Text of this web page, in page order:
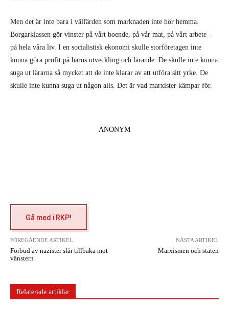
Men det är inte bara i välfärden som marknaden inte hör hemma.
Borgarklassen gör vinster på vårt boende, på vår mat, på vårt arbete –
på hela våra liv. I en socialistisk ekonomi skulle storföretagen inte
kunna göra profit på barns utveckling och lärande. De skulle inte kunna
suga ut lärarna så mycket att de inte klarar av att utföra sitt yrke. De
skulle inte kunna suga ut någon alls. Det är vad marxister kämpar för.
ANONYM
Gå med i RKP!
FÖREGÅENDE ARTIKEL
Förbud av nazister slår tillbaka mot
vänstern
NÄSTA ARTIKEL
Marxismen och staten
Relaterade artiklar